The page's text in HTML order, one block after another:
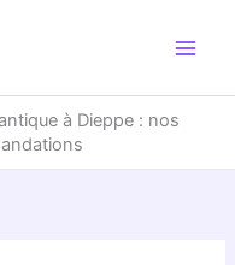
à Dieppe : nos